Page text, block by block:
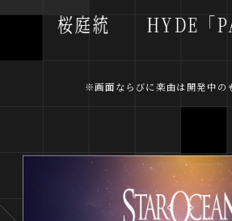
桜庭統 HYDE「
※画面ならびに楽曲は開発中の